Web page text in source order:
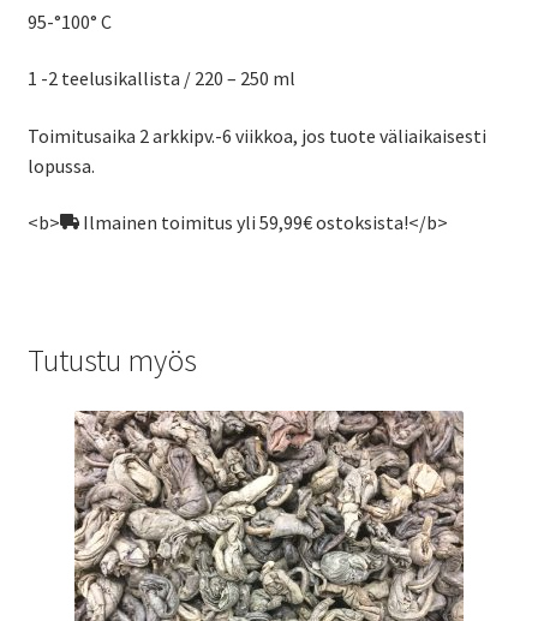
95-°100° C
1 -2 teelusikallista / 220 – 250 ml
Toimitusaika 2 arkkipv.-6 viikkoa, jos tuote väliaikaisesti
lopussa.
<b> Ilmainen toimitus yli 59,99€ ostoksista!</b>
Tutustu myös